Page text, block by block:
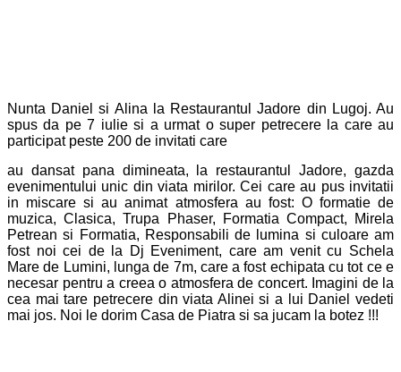
Nunta Daniel si Alina la Restaurantul Jadore din Lugoj. Au
spus da pe 7 iulie si a urmat o super petrecere la care au
participat peste 200 de invitati care
au dansat pana dimineata, la restaurantul Jadore, gazda
evenimentului unic din viata mirilor. Cei care au pus invitatii
in miscare si au animat atmosfera au fost: O formatie de
muzica, Clasica, Trupa Phaser, Formatia Compact, Mirela
Petrean si Formatia, Responsabili de lumina si culoare am
fost noi cei de la Dj Eveniment, care am venit cu Schela
Mare de Lumini, lunga de 7m, care a fost echipata cu tot ce e
necesar pentru a creea o atmosfera de concert. Imagini de la
cea mai tare petrecere din viata Alinei si a lui Daniel vedeti
mai jos. Noi le dorim Casa de Piatra si sa jucam la botez !!!